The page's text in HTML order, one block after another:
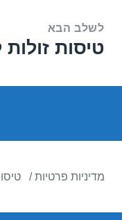
לשלב הבא
הפוסט
טיסות זולות
מדיניות פרטיות